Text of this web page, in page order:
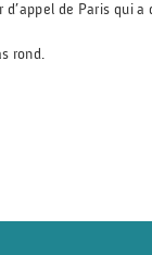
de Paris qui
rond.